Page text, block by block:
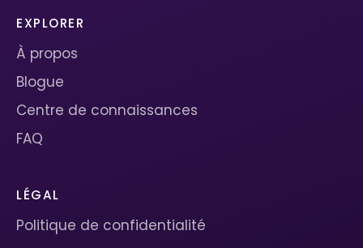
EXPLORER
À propos
Blogue
Centre de connaissances
FAQ
LÉGAL
Politique de confidentialité